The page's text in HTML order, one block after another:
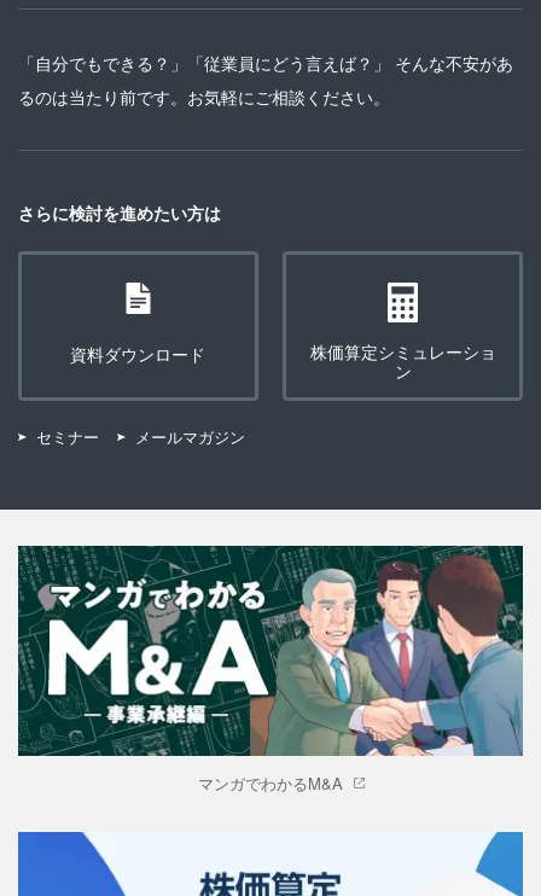
「自分でもできる？」「従業員にどう言えば？」 そんな不安があ
るのは当たり前です。お気軽にご相談ください。
さらに検討を進めたい方は
資料ダウンロード
株価算定シミュレーショ
ン
セミナー メールマガジン
マンガでわかるM&A